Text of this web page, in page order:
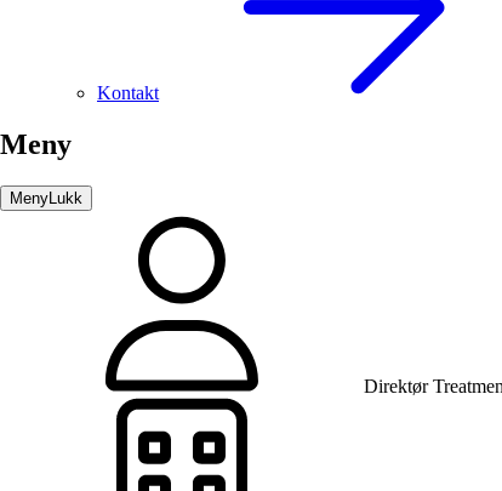
Kontakt
Meny
Meny Lukk
Direktør